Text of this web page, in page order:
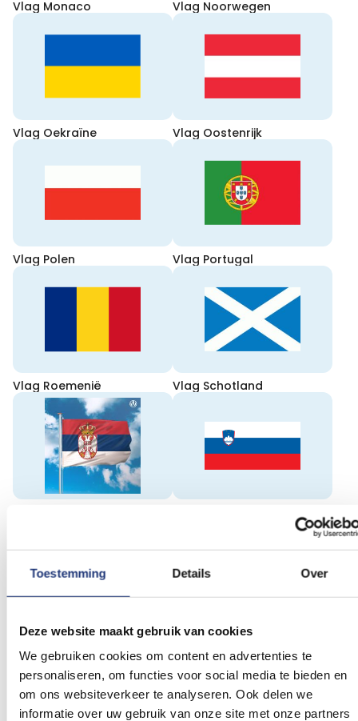
Toestemming Details Over
Deze website maakt gebruik van cookies
We gebruiken cookies om content en advertenties te
personaliseren, om functies voor social media te bieden en
om ons websiteverkeer te analyseren. Ook delen we
informatie over uw gebruik van onze site met onze partners
Vlag Monaco Vlag Noorwegen
Vlag Oekraïne Vlag Oostenrijk
Vlag Polen Vlag Portugal
Vlag Roemenië Vlag Schotland
Vlag Slowakije Spaanse vlaggen